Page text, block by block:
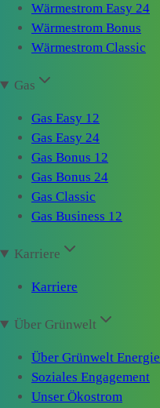
Wärmestrom Easy 24
Wärmestrom Bonus
Wärmestrom Classic
Gas
Gas Easy 12
Gas Easy 24
Gas Bonus 12
Gas Bonus 24
Gas Classic
Gas Business 12
Karriere
Karriere
Über Grünwelt
Über Grünwelt Energie
Soziales Engagement
Unser Ökostrom